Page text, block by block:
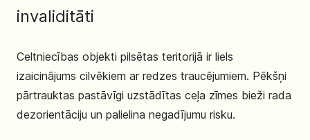
invaliditāti
Celtniecības objekti pilsētas teritorijā ir liels
izaicinājums cilvēkiem ar redzes traucējumiem. Pēkšņi
pārtrauktas pastāvīgi uzstādītas ceļa zīmes bieži rada
dezorientāciju un palielina negadījumu risku.